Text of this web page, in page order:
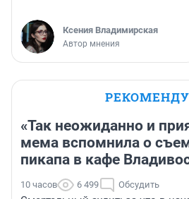
Ксения Владимирская
Автор мнения
«Так неожиданно и
мема вспомнила о
пикапа в кафе
10 часов 6 499 Обсудить